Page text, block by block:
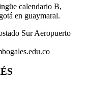
calendario B,
en guaymaral.
Sur Aeropuerto